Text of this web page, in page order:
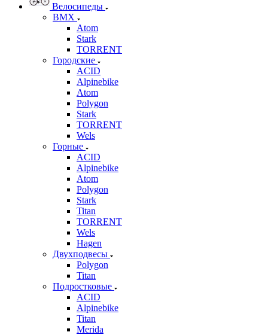
Велосипеды
BMX
Atom
Stark
TORRENT
Городские
ACID
Alpinebike
Atom
Polygon
Stark
TORRENT
Wels
Горные
ACID
Alpinebike
Atom
Polygon
Stark
Titan
TORRENT
Wels
Hagen
Двухподвесы
Polygon
Titan
Подростковые
ACID
Alpinebike
Titan
Merida